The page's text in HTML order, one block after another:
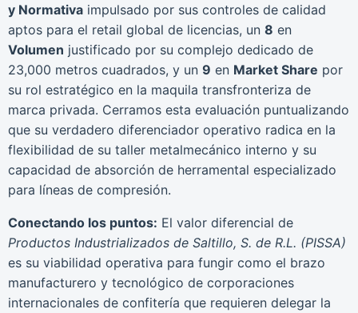
y Normativa impulsado por sus controles de calidad
aptos para el retail global de licencias, un 8 en
Volumen justificado por su complejo dedicado de
23,000 metros cuadrados, y un 9 en Market Share por
su rol estratégico en la maquila transfronteriza de
marca privada. Cerramos esta evaluación puntualizando
que su verdadero diferenciador operativo radica en la
flexibilidad de su taller metalmecánico interno y su
capacidad de absorción de herramental especializado
para líneas de compresión.
Conectando los puntos: El valor diferencial de
Productos Industrializados de Saltillo, S. de R.L. (PISSA)
es su viabilidad operativa para fungir como el brazo
manufacturero y tecnológico de corporaciones
internacionales de confitería que requieren delegar la